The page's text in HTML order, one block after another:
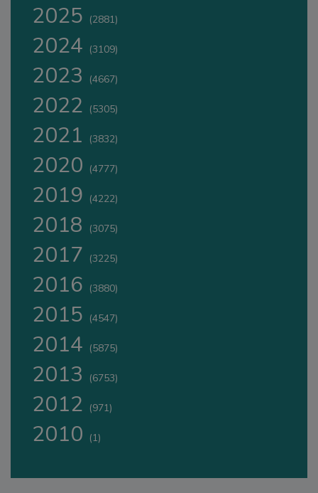
2025 (2881)
2024 (3109)
2023 (4667)
2022 (5305)
2021 (3832)
2020 (4777)
2019 (4222)
2018 (3075)
2017 (3225)
2016 (3880)
2015 (4547)
2014 (5875)
2013 (6753)
2012 (971)
2010 (1)